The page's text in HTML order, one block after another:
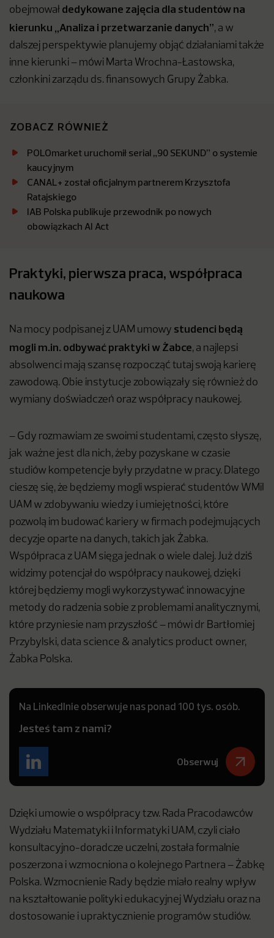
obejmował dedykowane zajęcia dla studentów na
kierunku „Analiza i przetwarzanie danych”, a w
dalszej perspektywie planujemy objąć działaniami także
inne kierunki – mówi Marta Wrochna-Łastowska,
członkini zarządu ds. finansowych Grupy Żabka.
ZOBACZ RÓWNIEŻ
POLOmarket uruchomił serial „90 SEKUND” o systemie
kaucyjnym
CANAL+ został oficjalnym partnerem Krzysztofa
Ratajskiego
IAB Polska publikuje przewodnik po nowych
obowiązkach AI Act
Praktyki, pierwsza praca, współpraca
naukowa
Na mocy podpisanej z UAM umowy studenci będą
mogli m.in. odbywać praktyki w Żabce, a najlepsi
absolwenci mają szansę rozpocząć tutaj swoją karierę
zawodową. Obie instytucje zobowiązały się również do
wymiany doświadczeń oraz współpracy naukowej.
– Gdy rozmawiam ze swoimi studentami, często słyszę,
jak ważne jest dla nich, żeby pozyskane w czasie
studiów kompetencje były przydatne w pracy. Dlatego
cieszę się, że będziemy mogli wspierać studentów WMiI
UAM w zdobywaniu wiedzy i umiejętności, które
pozwolą im budować kariery w firmach podejmujących
decyzje oparte na danych, takich jak Żabka.
Współpraca z UAM sięga jednak o wiele dalej. Już dziś
widzimy potencjał do współpracy naukowej, dzięki
której będziemy mogli wykorzystywać innowacyjne
metody do radzenia sobie z problemami analitycznymi,
które przyniesie nam przyszłość – mówi dr Bartłomiej
Przybylski, data science & analytics product owner,
Żabka Polska.
Na LinkedInie obserwuje nas ponad 100 tys. osób.
Jesteś tam z nami?
Obserwuj
Dzięki umowie o współpracy tzw. Rada Pracodawców
Wydziału Matematyki i Informatyki UAM, czyli ciało
konsultacyjno-doradcze uczelni, została formalnie
poszerzona i wzmocniona o kolejnego Partnera – Żabkę
Polska. Wzmocnienie Rady będzie miało realny wpływ
na kształtowanie polityki edukacyjnej Wydziału oraz na
dostosowanie i upraktycznienie programów studiów.